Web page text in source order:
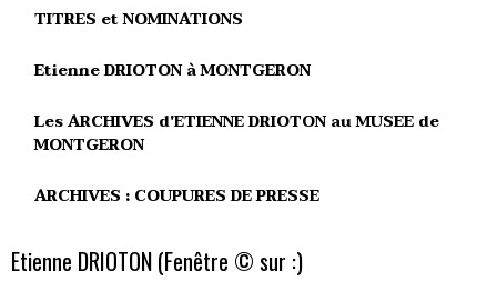
TITRES et NOMINATIONS
Etienne DRIOTON à MONTGERON
Les ARCHIVES d'ETIENNE DRIOTON au MUSEE de
MONTGERON
ARCHIVES : COUPURES DE PRESSE
Etienne DRIOTON (Fenêtre © sur :)